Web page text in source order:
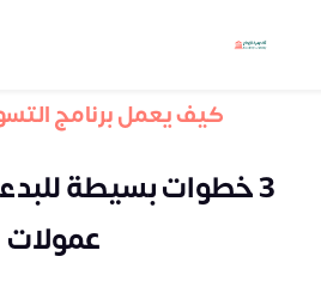
المدونة
حساب جديد
تسجيل الدخول
كيف يعمل برنامج
3 خطوات بسيطة
عمولات